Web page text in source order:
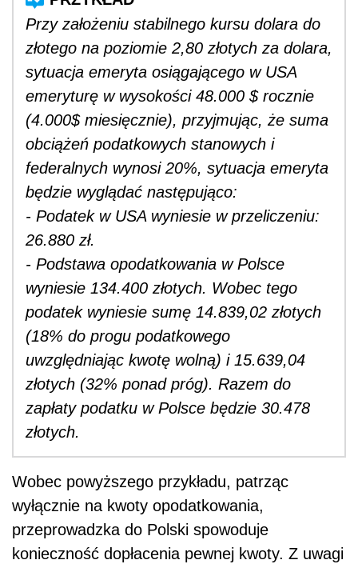
Przy założeniu stabilnego kursu dolara do
złotego na poziomie 2,80 złotych za dolara,
sytuacja emeryta osiągającego w USA
emeryturę w wysokości 48.000 $ rocznie
(4.000$ miesięcznie), przyjmując, że suma
obciążeń podatkowych stanowych i
federalnych wynosi 20%, sytuacja emeryta
będzie wyglądać następująco:
- Podatek w USA wyniesie w przeliczeniu:
26.880 zł.
- Podstawa opodatkowania w Polsce
wyniesie 134.400 złotych. Wobec tego
podatek wyniesie sumę 14.839,02 złotych
(18% do progu podatkowego
uwzględniając kwotę wolną) i 15.639,04
złotych (32% ponad próg). Razem do
zapłaty podatku w Polsce będzie 30.478
złotych.
Wobec powyższego przykładu, patrząc
wyłącznie na kwoty opodatkowania,
przeprowadzka do Polski spowoduje
konieczność dopłacenia pewnej kwoty. Z uwagi